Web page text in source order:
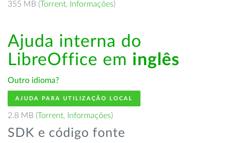
355 MB (Torrent, Informações)
Ajuda interna do
LibreOffice em inglês
Outro idioma?
AJUDA PARA UTILIZAÇÃO LOCAL
2.8 MB (Torrent, Informações)
SDK e código fonte